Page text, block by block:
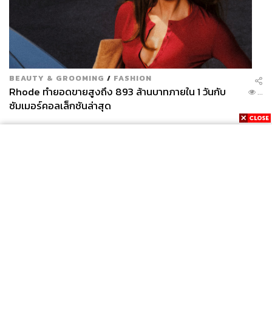
หนึ่งในสถาบันการเงินที่ให้ความช่วยเหลือเป็นอย่างดีก็คือ
ธนาคารไทยพาณิชย์ ที่ช่วยให้การกู้ร่วมของชาว LGBTQ+
ทำได้ง่ายขึ้น แต่น่าเสียดายที่ยังมีบางแห่งซึ่งแบบแผนทางเพศ
ยังคงตีกรอบฝังรากลึกในความคิด ความเชื่อ เช่นเดียวกับใน
โลกของการทำงานอย่างการสมัครงานส่วนใหญ่ก็ยังคงมีให้
เลือกระบุเพียงว่า ‘นาย’ หรือ ‘นางสาว’ คือมีแค่ผู้ชายกับผู้
หญิงเท่านั้น (แต่บางองค์กรสมัยใหม่ที่เปิดกว้างก็มีให้ระบุเพิ่ม
ว่าเป็น ‘อื่นๆ’ หรือให้ระบุมาเลยมาเป็นอะไร ซึ่งแม้จะดูแล้ว
เส้นทางสู่ความเท่าเทียมในเรื่องนี้จะยังคงอยู่อีกยาวไกล แต่
BEAUTY & GROOMING / FASHION
Rhode ทำยอดขายสูงถึง 893 ล้านบาทภายใน 1 วันกับ
ซัมเมอร์คอลเล็กชันล่าสุด
...